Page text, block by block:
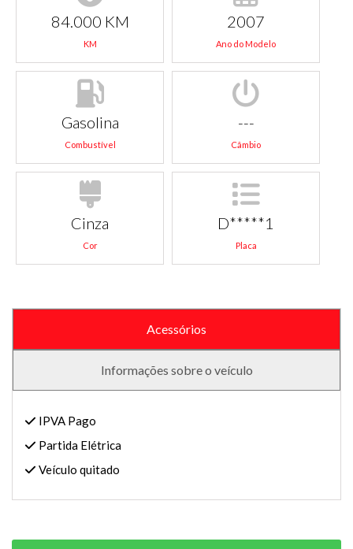
84.000 KM
KM
2007
Ano do Modelo
Gasolina
Combustível
---
Câmbio
Cinza
Cor
D*****1
Placa
Acessórios
Informações sobre o veículo
IPVA Pago
Partida Elétrica
Veículo quitado